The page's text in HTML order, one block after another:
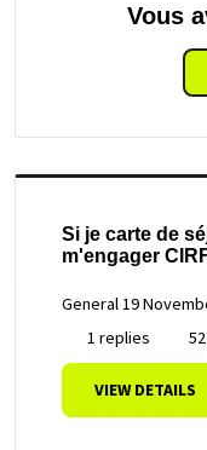
Vous
Si je carte de
m'engager
General19
1 replies
VIEW DETAILS